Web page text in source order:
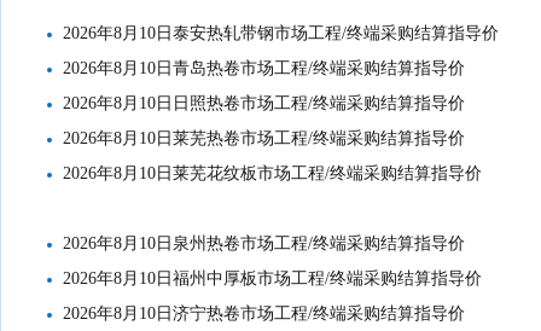
2026年8月10日泰安热轧带钢市场工程/终端采购结算指导价
2026年8月10日青岛热卷市场工程/终端采购结算指导价
2026年8月10日日照热卷市场工程/终端采购结算指导价
2026年8月10日莱芜热卷市场工程/终端采购结算指导价
2026年8月10日莱芜花纹板市场工程/终端采购结算指导价
2026年8月10日泉州热卷市场工程/终端采购结算指导价
2026年8月10日福州中厚板市场工程/终端采购结算指导价
2026年8月10日济宁热卷市场工程/终端采购结算指导价